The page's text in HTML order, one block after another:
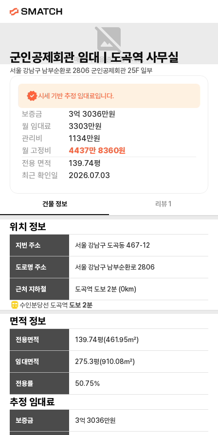
매물 사진을 준비 중이에요.
군인공제회관임대 | 도곡역사무실
서울 강남구 남부순환로 2806 군인공제회관 25F 일부
시세 기반 추정 임대료입니다.
보증금 3억 3036만원
월 임대료
3303만원
관리비
1134만원
월 고정비
4437만 8360원
전용 면적
139.74평
최근 확인일
2026.07.03
건물 정보 리뷰1
위치 정보
지번 주소 서울 강남구 도곡동 467-12
도로명 주소 서울 강남구 남부순환로 2806
근처 지하철 도곡역 도보 2분 (0km)
수인분당선 도곡역 도보 2분
면적 정보
전용면적 139.74평(461.95㎡)
임대면적 275.3평(910.08㎡)
전용률 50.75%
추정 임대료
보증금 3억 3036만원